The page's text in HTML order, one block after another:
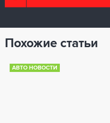
Похожие статьи
АВТО НОВОСТИ